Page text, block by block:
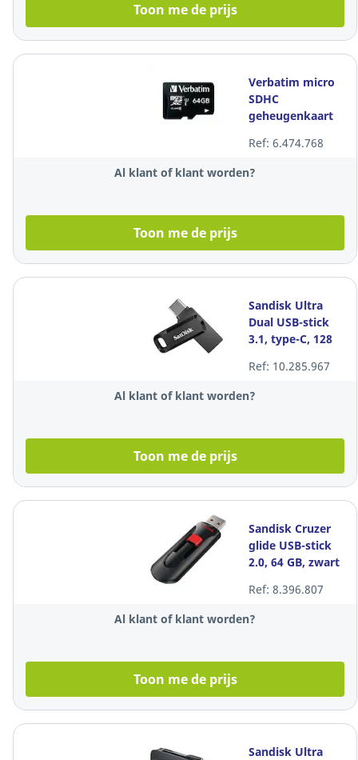
Toon me de prijs
Verbatim micro
SDHC
geheugenkaart
GB
Ref: 6.474.768
Al klant of klant worden?
Toon me de prijs
Sandisk Ultra
Dual USB-stick
3.1, type-C, 128
Ref: 10.285.967
Al klant of klant worden?
Toon me de prijs
Sandisk Cruzer
glide USB-stick
2.0, 64 GB, zwart
Ref: 8.396.807
Al klant of klant worden?
Toon me de prijs
Sandisk Ultra